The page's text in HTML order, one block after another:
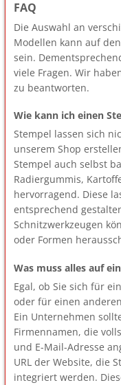
FAQ
Die Auswahl an
Modellen kann auf
sein.
viele Fragen. Wir
zu beantworten.
Wie kann ich einen
Stempel lassen sich
unserem Shop
Stempel auch selbst
Radiergummis,
hervorragend. Diese
entsprechend
Schnitzwerkzeugen
oder Formen
Was muss alles auf
Egal, ob Sie sich für
oder für einen
Ein Unternehmen
Firmennamen, die
und E-Mail-Adresse
URL der Website, die
integriert werden.